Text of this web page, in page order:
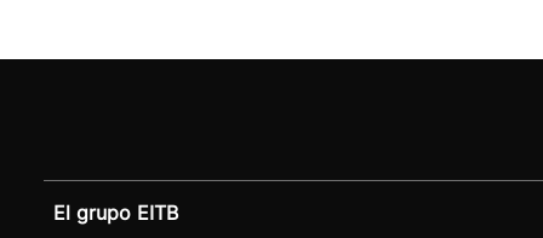
El grupo EITB